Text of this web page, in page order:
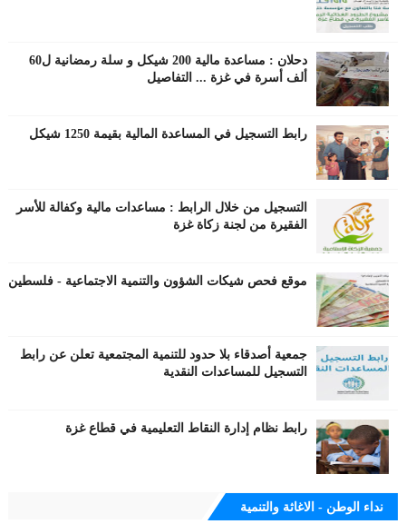
دحلان : مساعدة مالية 200 شيكل و سلة رمضانية ل60
ألف أسرة في غزة ... التفاصيل
رابط التسجيل في المساعدة المالية بقيمة 1250 شيكل
التسجيل من خلال الرابط : مساعدات مالية وكفالة للأسر
الفقيرة من لجنة زكاة غزة
موقع فحص شيكات الشؤون والتنمية الاجتماعية - فلسطين
جمعية أصدقاء بلا حدود للتنمية المجتمعية تعلن عن رابط
التسجيل للمساعدات النقدية
رابط نظام إدارة النقاط التعليمية في قطاع غزة
نداء الوطن - الاغاثة والتنمية